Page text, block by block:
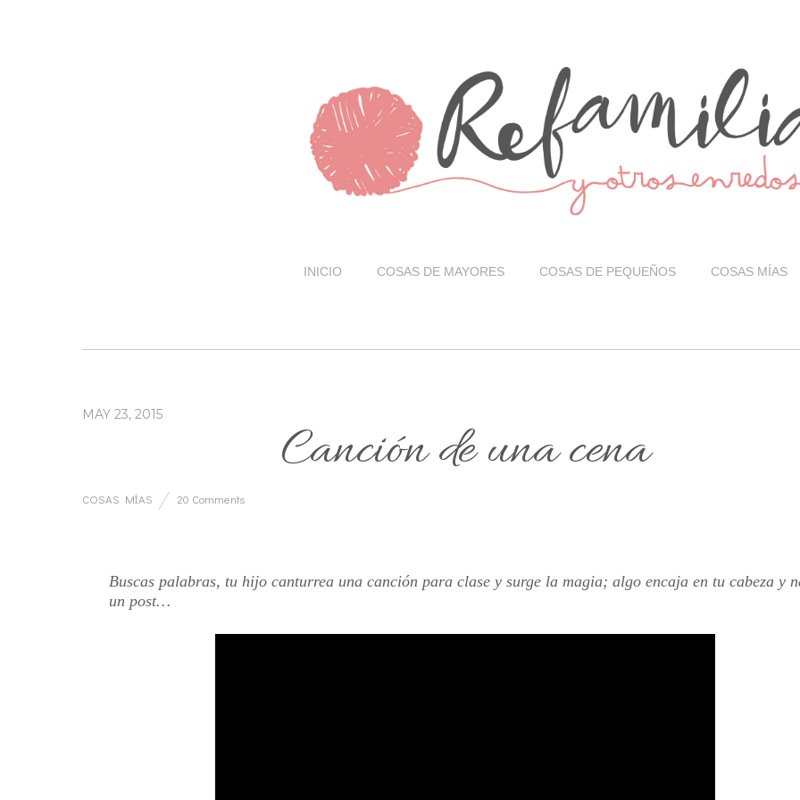
INICIO COSAS DE MAYORES COSAS DE PEQUEÑOS COSAS MÍAS
MAY 23, 2015
Canción de una cena
COSAS MÍAS 20 Comments
Buscas palabras, tu hijo canturrea una canción para clase y surge la magia; algo encaja en tu cabeza y
un post…